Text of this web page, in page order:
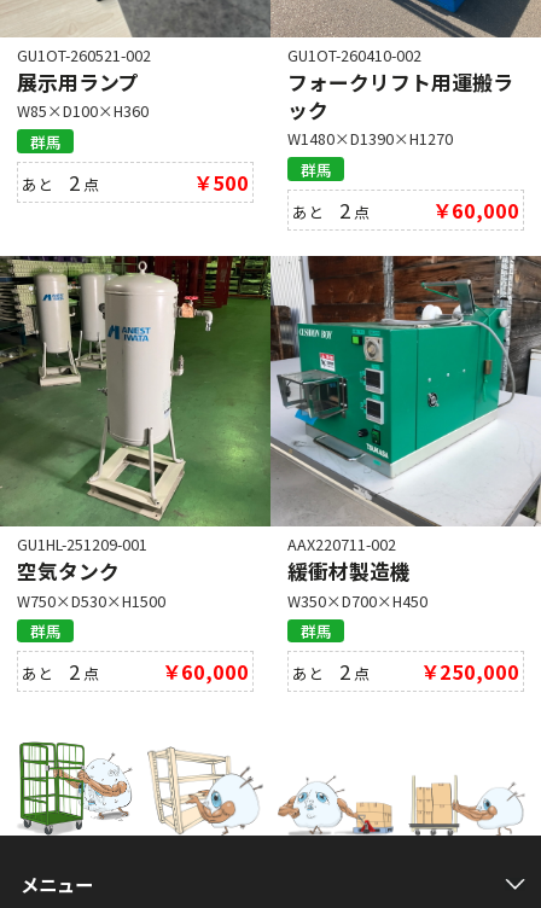
GU1OT-260521-002
展示用ランプ
W85×D100×H360
群馬
あと 2 点 ￥500
GU1OT-260410-002
フォークリフト用運搬ラ
ック
W1480×D1390×H1270
群馬
あと 2 点 ￥60,000
GU1HL-251209-001
空気タンク
W750×D530×H1500
群馬
あと 2 点 ￥60,000
AAX220711-002
緩衝材製造機
W350×D700×H450
群馬
あと 2 点 ￥250,000
メニュー